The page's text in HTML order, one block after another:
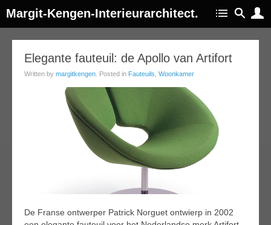
Margit-Kengen-Interieurarchitect.
Elegante fauteuil: de Apollo van Artifort
Written by margitkengen . Posted in Fauteuils Woonkamer
De Franse ontwerper Patrick Norguet ontwierp in 2002